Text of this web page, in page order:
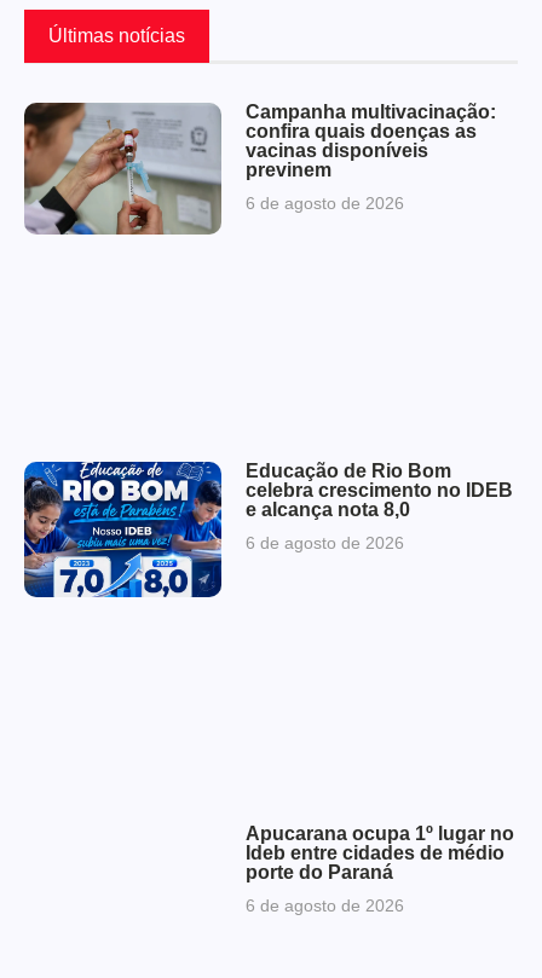
Últimas notícias
Campanha multivacinação:
confira quais doenças as
vacinas disponíveis
previnem
6 de agosto de 2026
Educação de Rio Bom
celebra crescimento no IDEB
e alcança nota 8,0
6 de agosto de 2026
Apucarana ocupa 1º lugar no
Ideb entre cidades de médio
porte do Paraná
6 de agosto de 2026